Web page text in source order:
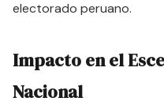
electorado peruano.
Impacto en el
Nacional